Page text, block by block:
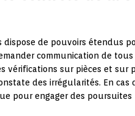
dispose de pouvoirs étendus
communication de
vérifications sur pièces et
des irrégularités. En
pour engager des poursuites